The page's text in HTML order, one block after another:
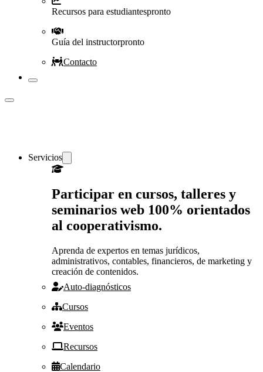
Recursos para estudiantespronto
Guía del instructorpronto
Contacto
Servicios
Participar en cursos, talleres y
seminarios web 100% orientados
al cooperativismo.
Aprenda de expertos en temas jurídicos,
administrativos, contables, financieros, de marketing y
creación de contenidos.
Auto-diagnósticos
Cursos
Eventos
Recursos
Calendario